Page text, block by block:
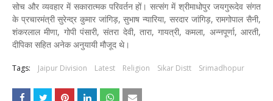
सोच और व्यवहार में सकारात्मक परिवर्तन हों। सत्संग में श्रीमाधोपुर जयगुरूदेव संगत
के प्रचारमंत्री सुरेन्द्र कुमार जांगिड़, सुभाष न्यारिया, सरदार जांगिड़, रामगोपाल सैनी,
शंकरलाल मीणा, गोपी पंसारी, संतरा देवी, तारा, गायत्री, कमला, अन्नपूर्णा, आरती,
दीपिका सहित अनेक अनुयायी मौजूद थे।
Tags: Jaipur Division Latest Religion Sikar Distt Srimadhopur